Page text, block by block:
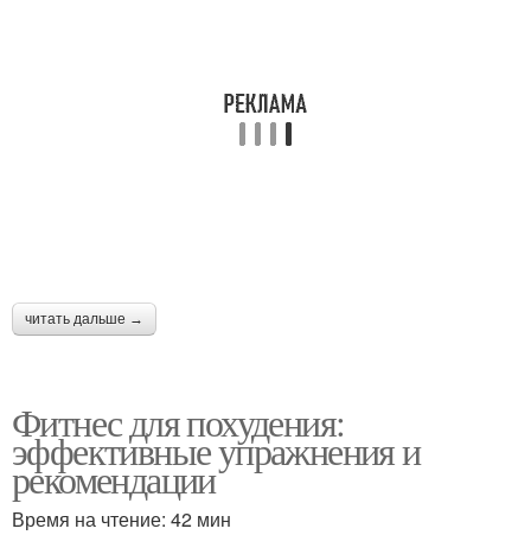
читать дальше →
Фитнес для похудения:
эффективные упражнения и
рекомендации
Время на чтение: 42 мин